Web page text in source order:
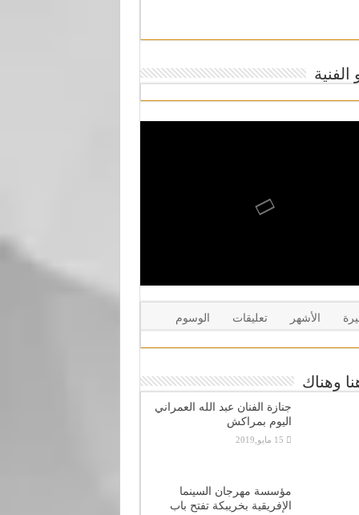
الفنية
الأشهر تعليقات الوسوم
وهناك
جنازة الفنان عبد الله العمراني
اليوم بمراكش
15 مايو,2019
مؤسسة مهرجان السينما
الإفريقية بخريبكة تفتح باب